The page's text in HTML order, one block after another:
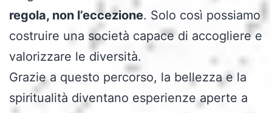
regola, non l’eccezione. Solo così possiamo
costruire una società capace di accogliere e
valorizzare le diversità.
Grazie a questo percorso, la bellezza e la
spiritualità diventano esperienze aperte a